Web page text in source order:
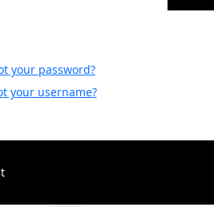
your password?
your username?